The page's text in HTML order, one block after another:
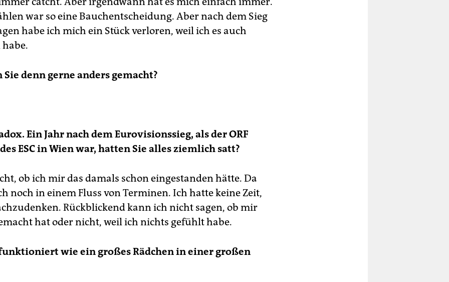
war so eine Bauchentscheidung. Aber nach dem Sieg
habe ich mich ein Stück verloren, weil ich es auch
habe.
Sie denn gerne anders gemacht?
Ein Jahr nach dem Eurovisionssieg, als der ORF
ESC in Wien war, hatten Sie alles ziemlich satt?
ob ich mir das damals schon eingestanden hätte. Da
noch in einem Fluss von Terminen. Ich hatte keine Zeit,
Rückblickend kann ich nicht sagen, ob mir
hat oder nicht, weil ich nichts gefühlt habe.
wie ein großes Rädchen in einer großen